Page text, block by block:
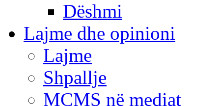
Dëshmi
Lajme dhe opinioni
Lajme
Shpallje
MCMS në mediat